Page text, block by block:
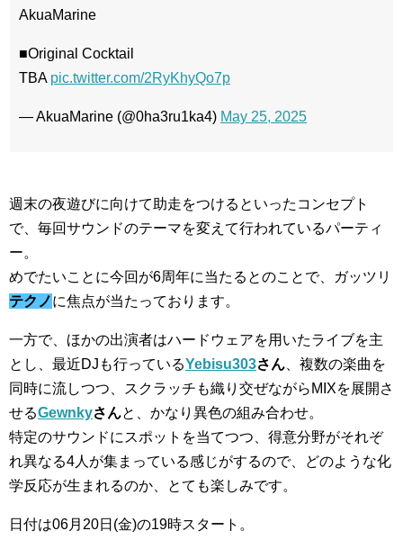
AkuaMarine
■Original Cocktail
TBA pic.twitter.com/2RyKhyQo7p
— AkuaMarine (@0ha3ru1ka4) May 25, 2025
週末の夜遊びに向けて助走をつけるといったコンセプト
で、毎回サウンドのテーマを変えて行われているパーティ
ー。
めでたいことに今回が6周年に当たるとのことで、ガッツリ
テクノに焦点が当たっております。
一方で、ほかの出演者はハードウェアを用いたライブを主
とし、最近DJも行っているYebisu303さん、複数の楽曲を
同時に流しつつ、スクラッチも織り交ぜながらMIXを展開さ
せるGewnkyさんと、かなり異色の組み合わせ。
特定のサウンドにスポットを当てつつ、得意分野がそれぞ
れ異なる4人が集まっている感じがするので、どのような化
学反応が生まれるのか、とても楽しみです。
日付は06月20日(金)の19時スタート。